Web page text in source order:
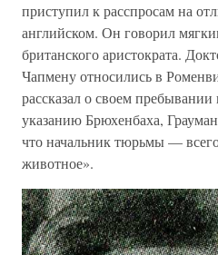
приступил к расспросам на
английском. Он говорил
британского аристократа.
Чапмену относились в
рассказал о своем
указанию Брюхенбаха,
что начальник тюрьмы —
животное».